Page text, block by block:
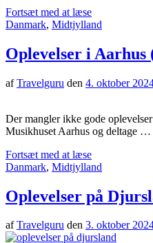
Fortsæt med at læse
Danmark, Midtjylland
Oplevelser i Aarhus
afTravelguru den 4. oktober
Der mangler ikke gode
Musikhuset Aarhus og deltage …
Fortsæt med at læse
Danmark, Midtjylland
Oplevelser på
afTravelguru den 3. oktober